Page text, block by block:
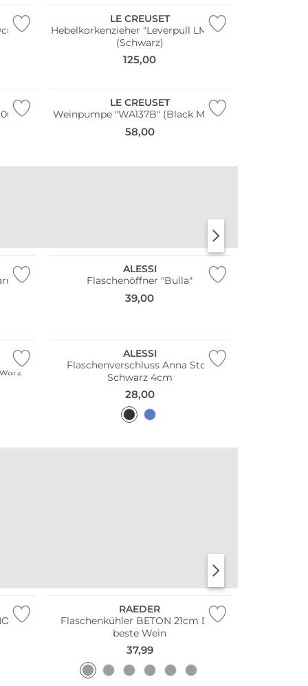
LE CREUSET
Hebelkorkenzieher "Leverpull LM250"
(Schwarz)
125,00
LE CREUSET
Weinpumpe "WA137B" (Black Metal)
58,00
STANLEY KKNEKKI
ALESSI
Flaschenöffner "Bulla"
39,00
ALESSI
Flaschenverschluss Anna Stop
Schwarz 4cm
28,00
RAEDER
Flaschenkühler BETON 21cm Der
beste Wein
37,99